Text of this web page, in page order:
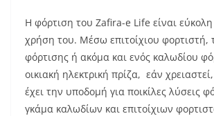
Η φόρτιση του Zafira-e Life είναι
χρήση του. Μέσω επιτοίχιου φορτιστή,
φόρτισης ή ακόμα και ενός καλωδίου
οικιακή ηλεκτρική πρίζα, εάν
έχει την υποδομή για ποικίλες λύσεις
γκάμα καλωδίων και επιτοίχιων